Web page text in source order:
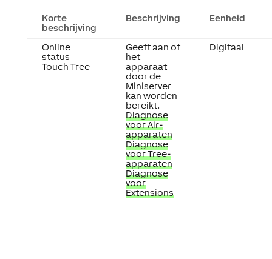
Korte
beschrijving
Beschrijving Eenheid
Online
status
Touch Tree
Geeft aan of
het
apparaat
door de
Miniserver
kan worden
bereikt.
Diagnose
voor Air-
apparaten
Diagnose
voor Tree-
apparaten
Diagnose
voor
Extensions
Digitaal